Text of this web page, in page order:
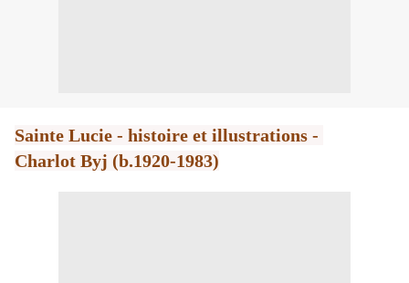
Sainte Lucie - histoire et illustrations -
Charlot Byj (b.1920-1983)